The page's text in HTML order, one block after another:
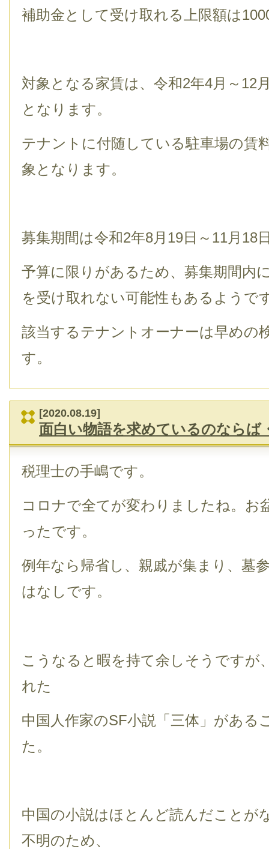
補助金として受け取れる上限額は
対象となる家賃は、令和2年4月～12
となります。
テナントに付随している駐車場の賃
象となります。
募集期間は令和2年8月19日～11月18
予算に限りがあるため、募集期間内
を受け取れない可能性もあるようで
該当するテナントオーナーは早めの
す。
[2020.08.19]
面白い物語を求めているのならば
税理士の手嶋です。
コロナで全てが変わりましたね。お
ったです。
例年なら帰省し、親戚が集まり、墓
はなしです。
こうなると暇を持て余しそうですが
れた
中国人作家のSF小説「三体」がある
た。
中国の小説はほとんど読んだことが
不明のため、